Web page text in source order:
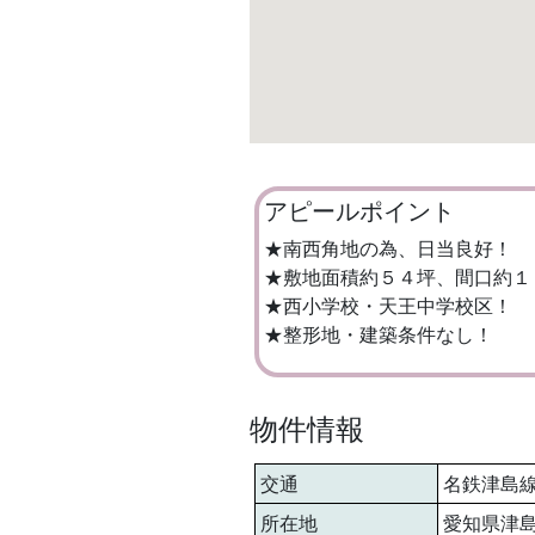
アピールポイント
★南西角地の為、日当良好！
★敷地面積約５４坪、間口約
★西小学校・天王中学校区！
★整形地・建築条件なし！
物件情報
交通
名鉄津島
所在地
愛知県津